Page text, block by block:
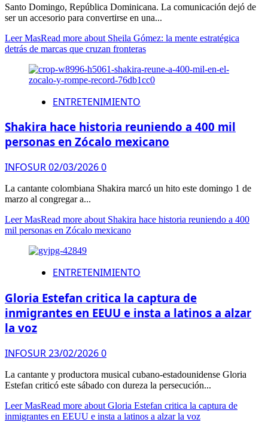
Santo Domingo, República Dominicana. La comunicación dejó de
ser un accesorio para convertirse en una...
Leer MasRead more about Sheila Gómez: la mente estratégica
detrás de marcas que cruzan fronteras
ENTRETENIMIENTO
Shakira hace historia reuniendo a 400 mil
personas en Zócalo mexicano
INFOSUR02/03/20260
La cantante colombiana Shakira marcó un hito este domingo 1 de
marzo al congregar a...
Leer MasRead more about Shakira hace historia reuniendo a 400
mil personas en Zócalo mexicano
ENTRETENIMIENTO
Gloria Estefan critica la captura de
inmigrantes en EEUU e insta a latinos a alzar
la voz
INFOSUR23/02/20260
La cantante y productora musical cubano-estadounidense Gloria
Estefan criticó este sábado con dureza la persecución...
Leer MasRead more about Gloria Estefan critica la captura de
inmigrantes en EEUU e insta a latinos a alzar la voz